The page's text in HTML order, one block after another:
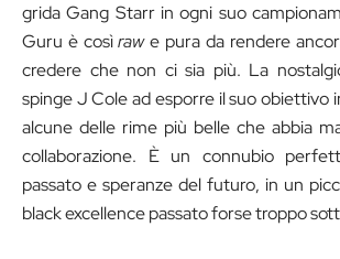
grida Gang Starr in ogni suo
Guru è cosìrawe pura da rendere
credere che non ci sia più. La
spinge J Cole ad esporre il suo obiettivo
alcune delle rime più belle che abbia
collaborazione. È un connubio
passato e speranze del futuro, in un
black excellence passato forse troppo